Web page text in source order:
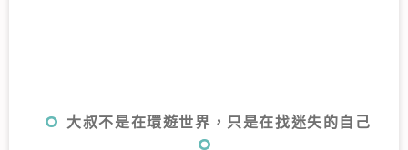
大叔不是在環遊世界，只是在找迷失的自己